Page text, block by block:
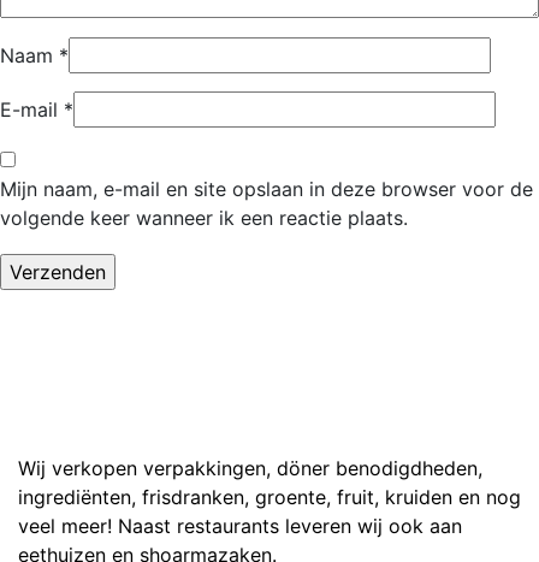
Naam *
E-mail *
Mijn naam, e-mail en site opslaan in deze browser voor de
volgende keer wanneer ik een reactie plaats.
Wij verkopen verpakkingen, döner benodigdheden,
ingrediënten, frisdranken, groente, fruit, kruiden en nog
veel meer! Naast restaurants leveren wij ook aan
eethuizen en shoarmazaken.